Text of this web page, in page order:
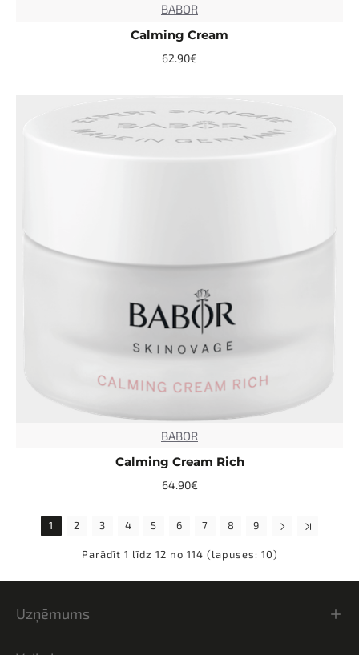
BABOR
Calming Cream
62.90€
BABOR
Calming Cream Rich
64.90€
1 2 3 4 5 6 7 8 9
Parādīt 1 līdz 12 no 114 (lapuses: 10)
Uzņēmums